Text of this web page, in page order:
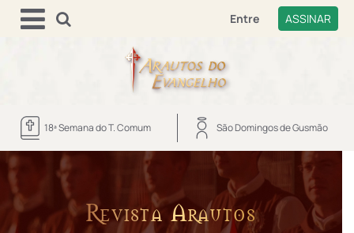
Entre ASSINAR
18ª Semana do T. Comum São Domingos de Gusmão
Revista Arautos